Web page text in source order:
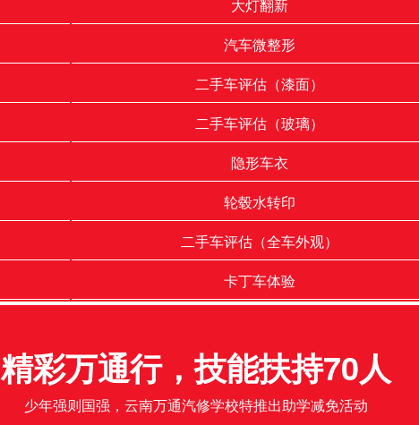
大灯翻新
汽车微整形
二手车评估（漆面）
二手车评估（玻璃）
隐形车衣
轮毂水转印
二手车评估（全车外观）
卡丁车体验
精彩万通行，技能扶持70人
少年强则国强，云南万通汽修学校特推出助学减免活动